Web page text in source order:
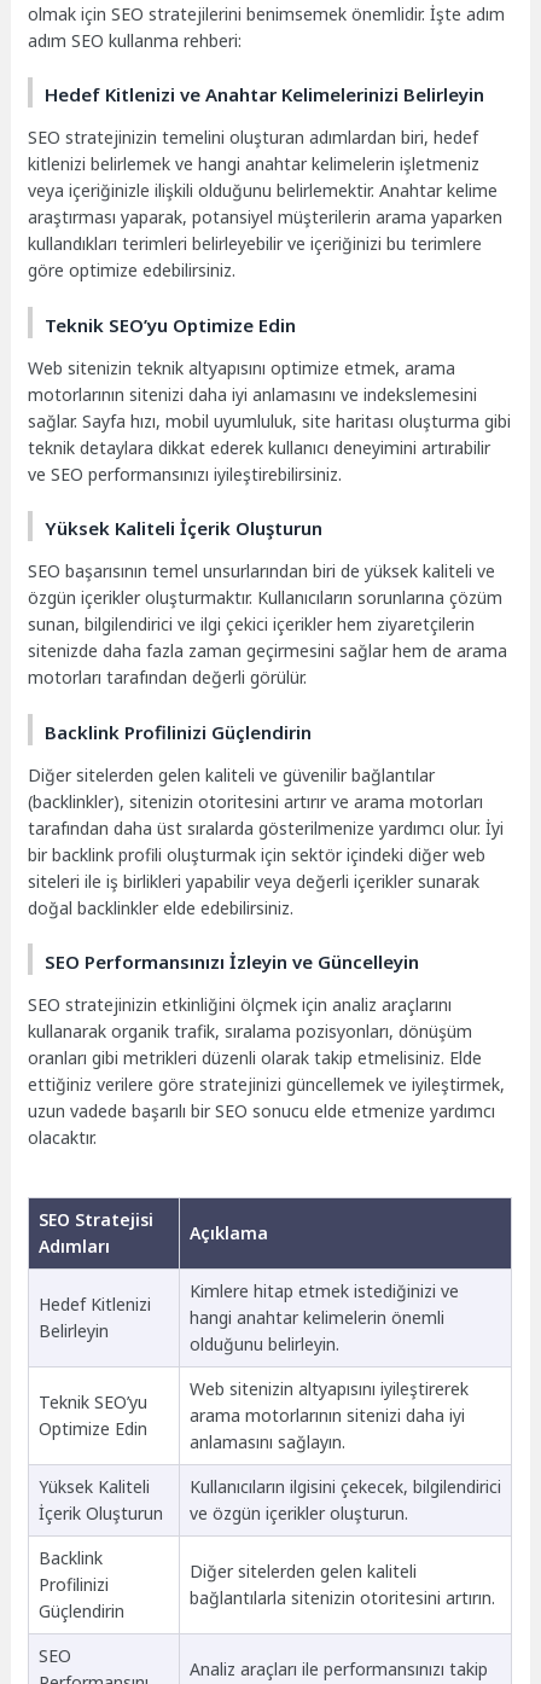
olmak için SEO stratejilerini benimsemek önemlidir. İşte adım
adım SEO kullanma rehberi:
Hedef Kitlenizi ve Anahtar Kelimelerinizi Belirleyin
SEO stratejinizin temelini oluşturan adımlardan biri, hedef
kitlenizi belirlemek ve hangi anahtar kelimelerin işletmeniz
veya içeriğinizle ilişkili olduğunu belirlemektir. Anahtar kelime
araştırması yaparak, potansiyel müşterilerin arama yaparken
kullandıkları terimleri belirleyebilir ve içeriğinizi bu terimlere
göre optimize edebilirsiniz.
Teknik SEO’yu Optimize Edin
Web sitenizin teknik altyapısını optimize etmek, arama
motorlarının sitenizi daha iyi anlamasını ve indekslemesini
sağlar. Sayfa hızı, mobil uyumluluk, site haritası oluşturma gibi
teknik detaylara dikkat ederek kullanıcı deneyimini artırabilir
ve SEO performansınızı iyileştirebilirsiniz.
Yüksek Kaliteli İçerik Oluşturun
SEO başarısının temel unsurlarından biri de yüksek kaliteli ve
özgün içerikler oluşturmaktır. Kullanıcıların sorunlarına çözüm
sunan, bilgilendirici ve ilgi çekici içerikler hem ziyaretçilerin
sitenizde daha fazla zaman geçirmesini sağlar hem de arama
motorları tarafından değerli görülür.
Backlink Profilinizi Güçlendirin
Diğer sitelerden gelen kaliteli ve güvenilir bağlantılar
(backlinkler), sitenizin otoritesini artırır ve arama motorları
tarafından daha üst sıralarda gösterilmenize yardımcı olur. İyi
bir backlink profili oluşturmak için sektör içindeki diğer web
siteleri ile iş birlikleri yapabilir veya değerli içerikler sunarak
doğal backlinkler elde edebilirsiniz.
SEO Performansınızı İzleyin ve Güncelleyin
SEO stratejinizin etkinliğini ölçmek için analiz araçlarını
kullanarak organik trafik, sıralama pozisyonları, dönüşüm
oranları gibi metrikleri düzenli olarak takip etmelisiniz. Elde
ettiğiniz verilere göre stratejinizi güncellemek ve iyileştirmek,
uzun vadede başarılı bir SEO sonucu elde etmenize yardımcı
olacaktır.
SEO Stratejisi
Adımları
Açıklama
Hedef Kitlenizi
Belirleyin
Kimlere hitap etmek istediğinizi ve
hangi anahtar kelimelerin önemli
olduğunu belirleyin.
Teknik SEO’yu
Optimize Edin
Web sitenizin altyapısını iyileştirerek
arama motorlarının sitenizi daha iyi
anlamasını sağlayın.
Yüksek Kaliteli
İçerik Oluşturun
Kullanıcıların ilgisini çekecek, bilgilendirici
ve özgün içerikler oluşturun.
Backlink
Profilinizi
Güçlendirin
Diğer sitelerden gelen kaliteli
bağlantılarla sitenizin otoritesini artırın.
SEO
Analiz araçları ile performansınızı takip